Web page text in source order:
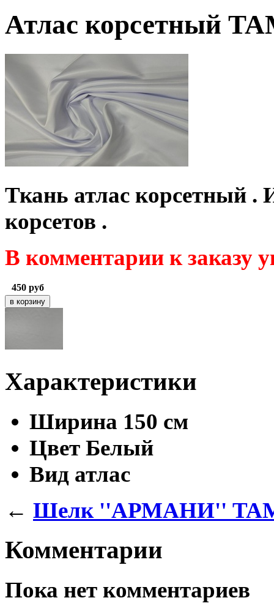
Атлас корсетный
Ткань атлас корсетный .
корсетов .
В комментарии к заказу
450 руб
Характеристики
Ширина 150 см
Цвет Белый
Вид атлас
← Шелк ''АРМАНИ''
Комментарии
Пока нет комментариев